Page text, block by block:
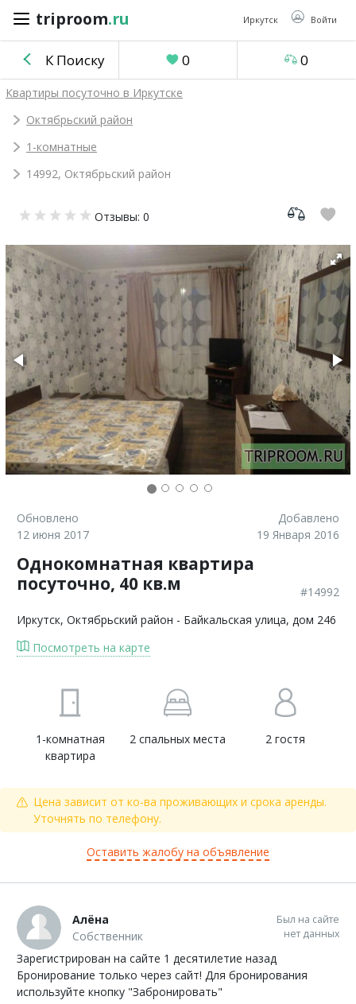
triproom.ru Иркутск Войти
triproom .ru
Российский
Войти / Зарегистрироваться
объявление
0
Сравнение
0
К Поиску 0 0
Квартиры посуточно в Иркутске
Октябрьский район
1-комнатные
14992, Октябрьский район
Отзывы: 0
Обновлено
12 июня 2017
Добавлено
19 Января 2016
Однокомнатная квартира
посуточно, 40 кв.м
#14992
Иркутск, Октябрьский район - Байкальская улица, дом 246
Посмотреть на карте
1-комнатная
квартира
2 спальных места 2 гостя
Цена зависит от ко-ва проживающих и срока аренды.
Уточнять по телефону.
Оставить жалобу на объявление
Алёна
Собственник
Был на сайте
нет данных
Зарегистрирован на сайте 1 десятилетие назад
Бронирование только через сайт! Для бронирования
используйте кнопку "Забронировать"